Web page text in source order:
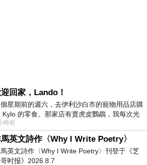
回家，Lando！
星期前的週六，去伊利沙白市的寵物用品店購
Kylo 的零食。那家店有賣虎皮鸚鵡，我每次光
會去看一下。他們偶爾會引進 C
時前
英文詩作〈Why I Write Poetry〉
英文詩作〈Why I Write Poetry〉刊登于《芝
时报》2026.8.7